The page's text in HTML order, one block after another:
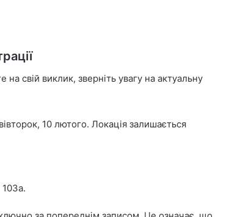
свій виклик, зверніть увагу на актуальну
10 лютого. Локація залишається